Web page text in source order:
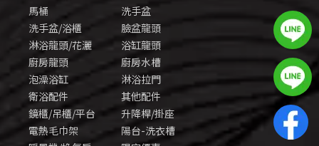
馬桶
洗手盆
洗手盆/浴櫃
臉盆龍頭
淋浴龍頭/花灑
浴缸龍頭
廚房龍頭
廚房水槽
泡澡浴缸
淋浴拉門
衛浴配件
其他配件
鏡櫃/吊櫃/平台
升降桿/掛座
電熱毛巾架
陽台-洗衣槽